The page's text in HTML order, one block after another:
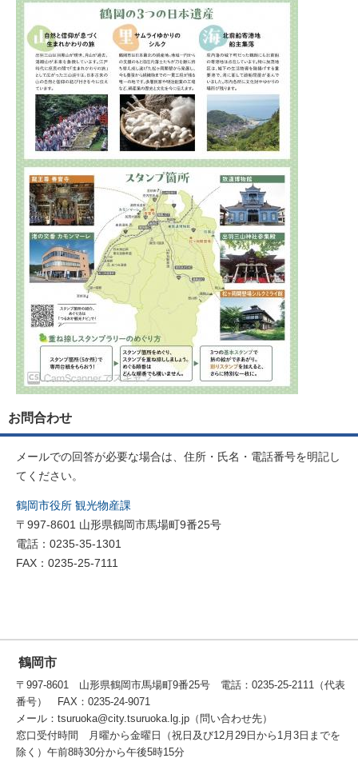
お問合わせ
メールでの回答が必要な場合は、住所・氏名・電話番号を明記し
てください。
鶴岡市役所 観光物産課
〒997-8601 山形県鶴岡市馬場町9番25号
電話：0235-35-1301
FAX：0235-25-7111
鶴岡市
〒997-8601 山形県鶴岡市馬場町9番25号 電話：0235-25-2111（代表
番号） FAX：0235-24-9071
メール：tsuruoka@city.tsuruoka.lg.jp（問い合わせ先）
窓口受付時間 月曜から金曜日（祝日及び12月29日から1月3日までを
除く）午前8時30分から午後5時15分